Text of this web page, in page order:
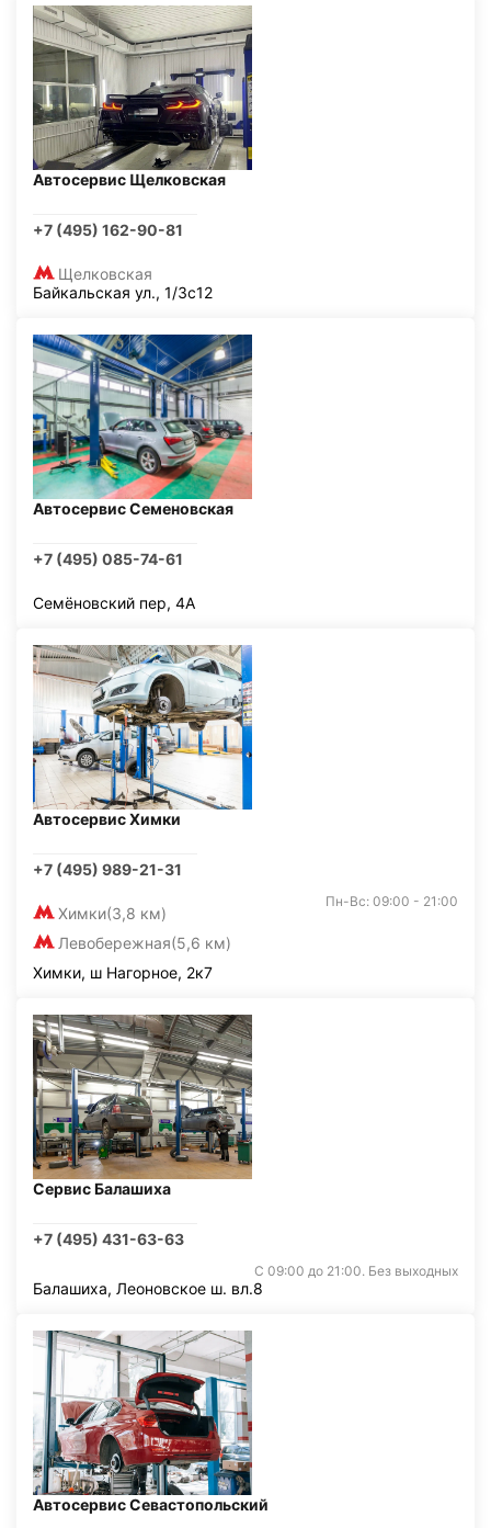
Автосервис Щелковская
+7 (495) 162-90-81
Щелковская
Байкальская ул., 1/3с12
Автосервис Семеновская
+7 (495) 085-74-61
Семёновский пер, 4А
Автосервис Химки
+7 (495) 989-21-31
Химки(3,8 км)
Левобережная(5,6 км)
Пн-Вс: 09:00 - 21:00
Химки, ш Нагорное, 2к7
Сервис Балашиха
+7 (495) 431-63-63
С 09:00 до 21:00. Без выходных
Балашиха, Леоновское ш. вл.8
Автосервис Севастопольский